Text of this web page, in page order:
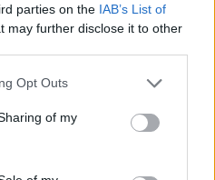
parties on the IAB’s List of
may further disclose it to other
uses one or more Google
behaviour. You may click to
and its third-party tags to
purposes in below Google
Opt Outs
of my
να ανακαλύψει τις ανάγκες
Από την αξιολόγηση του
εξειδικευμένες
και να αναλαμβάνει